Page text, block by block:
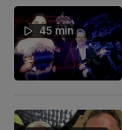
45 min